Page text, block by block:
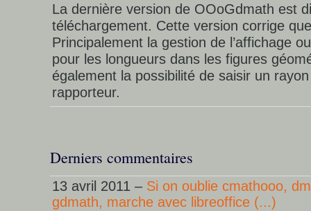
La dernière version de OOoGdmath est
téléchargement. Cette version corrige
Principalement la gestion de l’affichage
pour les longueurs dans les figures
également la possibilité de saisir un
rapporteur.
Derniers commentaires
13 avril 2011 – Si on oublie cmathooo,
gdmath, marche avec libreoffice (...)